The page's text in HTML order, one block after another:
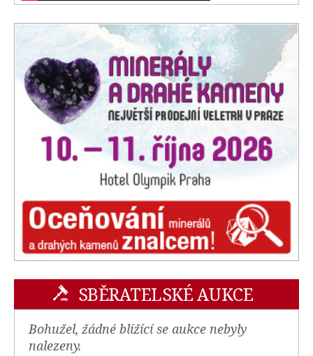
SBĚRATELSKÉ AUKCE
Bohužel, žádné blížící se aukce nebyly
nalezeny.